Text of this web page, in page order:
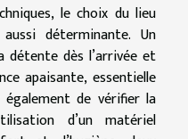
le choix du lieu
déterminante. Un
détente dès l’arrivée et
apaisante, essentielle
de vérifier la
d’un matériel